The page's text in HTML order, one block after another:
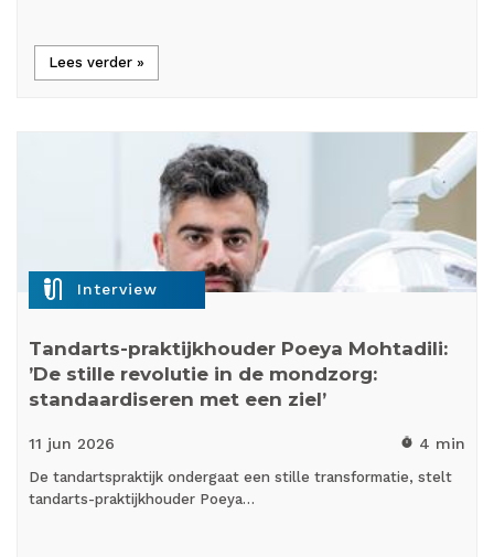
Lees verder »
mic_external_on Interview
Tandarts-praktijkhouder Poeya Mohtadili:
’De stille revolutie in de mondzorg:
standaardiseren met een ziel’
11 jun 2026 timer 4 min
De tandartspraktijk ondergaat een stille transformatie, stelt
tandarts-praktijkhouder Poeya…